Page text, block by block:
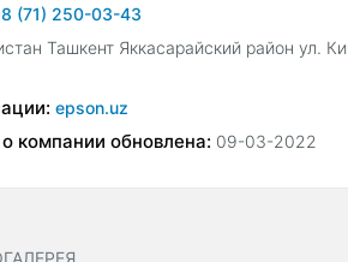
(71) 250-03-43
Ташкент Яккасарайский район ул.
epson.uz
компании обновлена: 09-03-2022